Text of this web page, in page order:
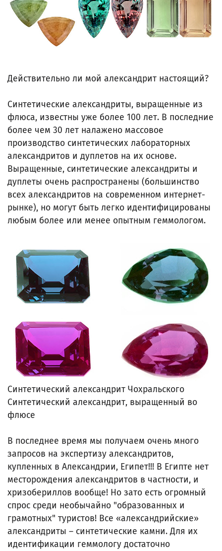
Действительно ли мой александрит настоящий?
Синтетические александриты, выращенные из
флюса, известны уже более 100 лет. В последние
более чем 30 лет налажено массовое
производство синтетических лабораторных
александритов и дуплетов на их основе.
Выращенные, синтетические александриты и
дуплеты очень распространены (большинство
всех александритов на современном интернет-
рынке), но могут быть легко идентифицированы
любым более или менее опытным геммологом.
Синтетический александрит Чохральского
Синтетический александрит, выращенный во
флюсе
В последнее время мы получаем очень много
запросов на экспертизу александритов,
купленных в Александрии, Египет!!! В Египте нет
месторождения александритов в частности, и
хризобериллов вообще! Но зато есть огромный
спрос среди необычайно "образованных и
грамотных" туристов! Все «александрийские»
александриты – синтетические камни. Для их
идентификации геммологу достаточно